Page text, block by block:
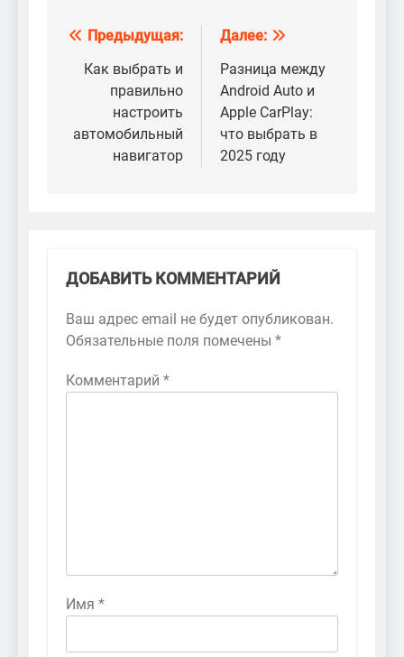
Навигация
по
записям
Предыдущая:
Как выбрать и
правильно
настроить
автомобильный
навигатор
Далее:
Разница между
Android Auto и
Apple CarPlay:
что выбрать в
2025 году
ДОБАВИТЬ КОММЕНТАРИЙ
Ваш адрес email не будет опубликован.
Обязательные поля помечены *
Комментарий *
Имя *